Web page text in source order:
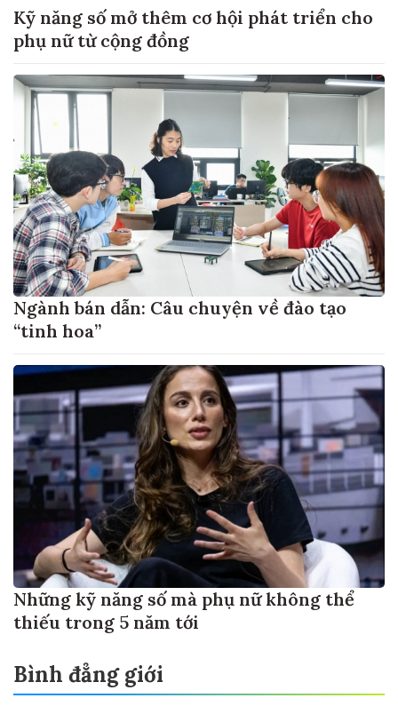
Kỹ năng số mở thêm cơ hội phát triển cho
phụ nữ từ cộng đồng
Ngành bán dẫn: Câu chuyện về đào tạo
“tinh hoa”
Những kỹ năng số mà phụ nữ không thể
thiếu trong 5 năm tới
Bình đẳng giới